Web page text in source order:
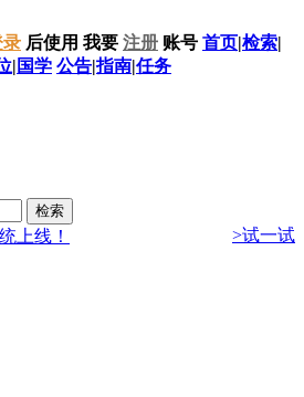
录 后使用 我要 注册 账号 首页|检索|
| 国学 公告|指南|任务
上线！ >试一试